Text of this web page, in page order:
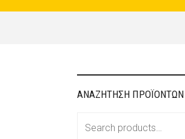
ΑΝΑΖΗΤΗΣΗ ΠΡΟΪΟΝΤΩΝ